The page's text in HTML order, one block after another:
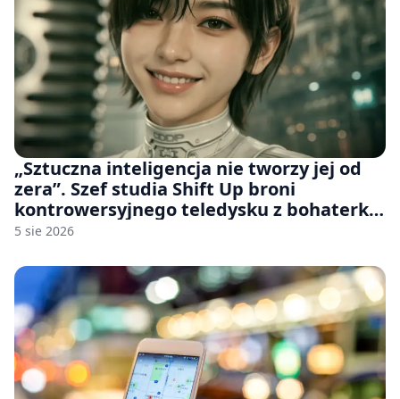
„Sztuczna inteligencja nie tworzy jej od
zera”. Szef studia Shift Up broni
kontrowersyjnego teledysku z bohaterką
Stellar Blade: Blood Rain
5 sie 2026